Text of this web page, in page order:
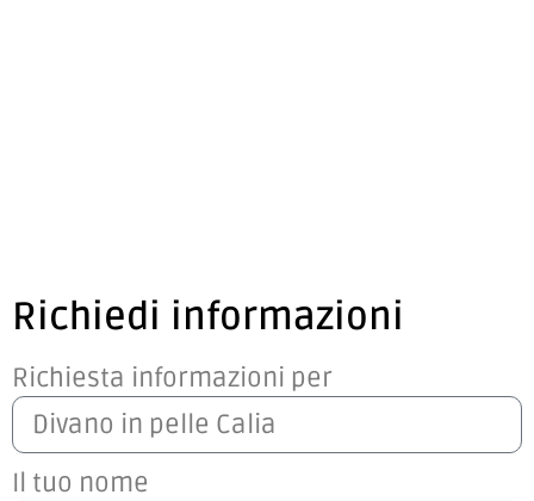
Richiedi informazioni
Richiesta informazioni per
Il tuo nome